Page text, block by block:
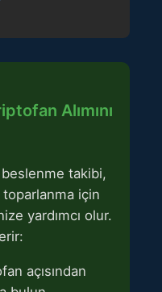
Alımını
takibi,
için
yardımcı olur.
açısından